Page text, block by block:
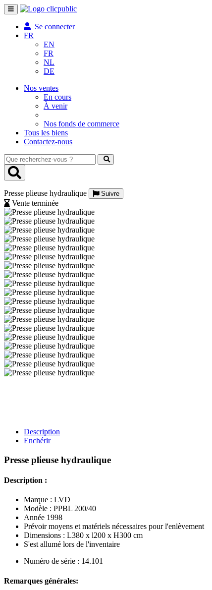
Toggle
navigation
Se connecter
FR
EN
FR
NL
DE
Nos ventes
En cours
À venir
Nos fonds de commerce
Tous les biens
Contactez-nous
Que
recherchez-
vous
Presse plieuse hydraulique
Suivre
Vente terminée
Description
Enchérir
Presse plieuse hydraulique
Description :
Marque : LVD
Modèle : PPBL 200/40
Année 1998
Prévoir moyens et matériels nécessaires pour l'enlèvement
Dimensions : L380 x l200 x H300 cm
S'est allumé lors de l'inventaire
Numéro de série : 14.101
Remarques générales: